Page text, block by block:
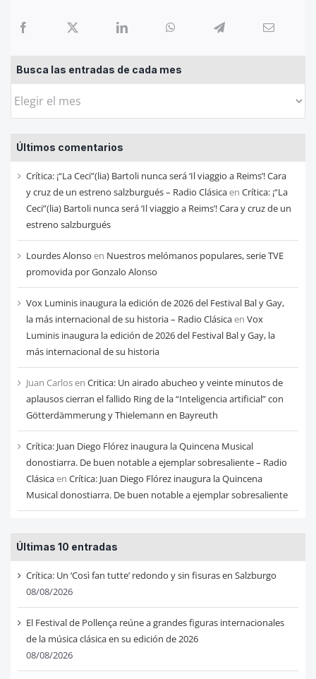
Busca las entradas de cada mes
Busca
entradas
de
cada
mes
Últimos comentarios
Crítica: ¡“La Ceci”(lia) Bartoli nunca será ‘Il viaggio a Reims’! Cara
y cruz de un estreno salzburgués – Radio Clásicaen Crítica: ¡“La
Ceci”(lia) Bartoli nunca será ‘Il viaggio a Reims’! Cara y cruz de un
estreno salzburgués
Lourdes Alonso en Nuestros melómanos populares, serie TVE
promovida por Gonzalo Alonso
Vox Luminis inaugura la edición de 2026 del Festival Bal y Gay,
la más internacional de su historia – Radio Clásicaen Vox
Luminis inaugura la edición de 2026 del Festival Bal y Gay, la
más internacional de su historia
Juan Carlosen Critica: Un airado abucheo y veinte minutos de
aplausos cierran el fallido Ring de la “Inteligencia artificial” con
Götterdämmerung y Thielemann en Bayreuth
Crítica: Juan Diego Flórez inaugura la Quincena Musical
donostiarra. De buen notable a ejemplar sobresaliente – Radio
Clásicaen Crítica: Juan Diego Flórez inaugura la Quincena
Musical donostiarra. De buen notable a ejemplar sobresaliente
Últimas 10 entradas
Crítica: Un ‘Così fan tutte’ redondo y sin fisuras en Salzburgo
08/08/2026
El Festival de Pollença reúne a grandes figuras internacionales
de la música clásica en su edición de 2026
08/08/2026